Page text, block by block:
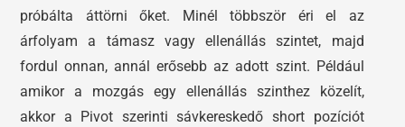
próbálta áttörni őket. Minél többször éri el az
árfolyam a támasz vagy ellenállás szintet, majd
fordul onnan, annál erősebb az adott szint. Például
amikor a mozgás egy ellenállás szinthez közelít,
akkor a Pivot szerinti sávkereskedő short pozíciót